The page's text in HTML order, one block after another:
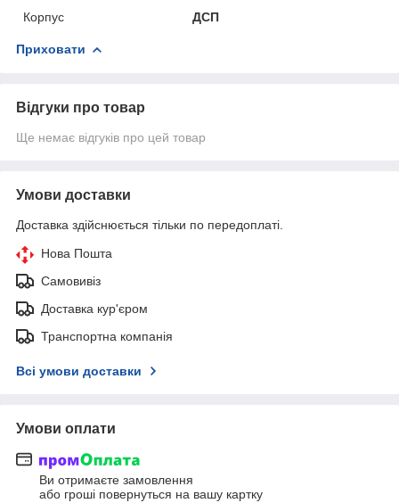
Корпус
ДСП
Приховати
Відгуки про товар
Ще немає відгуків про цей товар
Умови доставки
Доставка здійснюється тільки по передоплаті.
Нова Пошта
Самовивіз
Доставка кур'єром
Транспортна компанія
Всі умови доставки
Умови оплати
Ви отримаєте замовлення
або гроші повернуться на вашу картку